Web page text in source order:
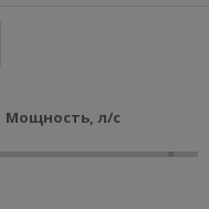
Мощность, л/с